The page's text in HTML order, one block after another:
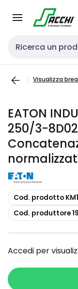
navigazione
Cerca input
Visualizza
EATON
250/3-
copia
Cod. prodotto
copia
Cod. produttore
Accedi per